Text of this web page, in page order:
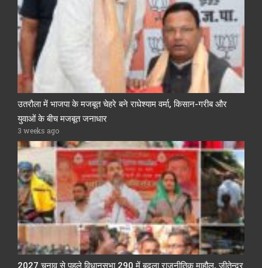
उतरौला में भाजपा के मजबूत चेहरे बने राधेश्याम वर्मा, किसान-गरीब और
युवाओं के बीच मजबूत जनाधार
3 weeks ago
2027 चुनाव से पहले विधानसभा 290 में बदला राजनीतिक माहौल, जीतेन्द्र